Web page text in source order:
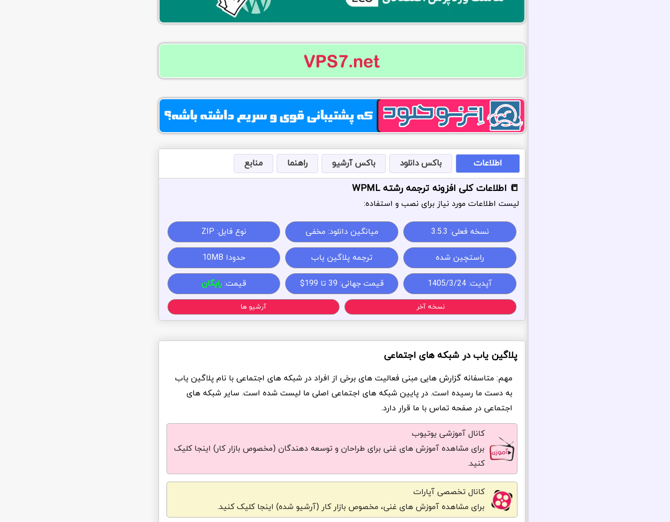
اطلاعات باکس دانلود باکس آرشیو راهنما منابع
📒 اطلاعات کلی افزونه ترجمه رشته WPML
لیست اطلاعات مورد نیاز برای نصب و استفاده:
نسخه فعلی: 3.5.3 میانگین دانلود: مخفی نوع فایل: ZIP
راستچین شده ترجمه پلاگین یاب حدودا 10MB
آپدیت: 1405/3/24 قیمت جهانی: 39 تا 199$ قیمت: رایگان
نسخه آخر آرشیو ها
پلاگین یاب در شبکه های اجتماعی
مهم: متاسفانه گزارش هایی مبنی فعالیت های برخی از افراد در شبکه های اجتماعی با نام پلاگین یاب
به دست ما رسیده است. در پایین شبکه های اجتماعی اصلی ما لیست شده است. سایر شبکه های
اجتماعی در صفحه تماس با ما قرار دارد.
کانال آموزشی یوتیوب
برای مشاهده آموزش های غنی برای طراحان و توسعه دهندگان (مخصوص بازار کار) اینجا کلیک
کنید.
کانال تخصصی آپارات
برای مشاهده آموزش های غنی، مخصوص بازار کار (آرشیو شده) اینجا کلیک کنید.